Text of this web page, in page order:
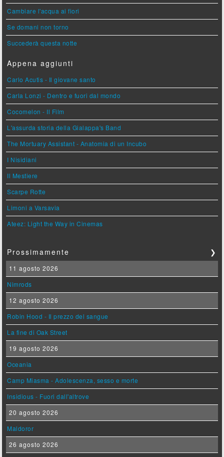
Cambiare l'acqua ai fiori
Se domani non torno
Succederà questa notte
Appena aggiunti
Carlo Acutis - Il giovane santo
Carla Lonzi - Dentro e fuori dal mondo
Cocomelon - Il Film
L'assurda storia della Gialappa's Band
The Mortuary Assistant - Anatomia di un Incubo
I Nisidiani
Il Mestiere
Scarpe Rotte
Limoni a Varsavia
Ateez: Light the Way in Cinemas
Prossimamente ❯
11 agosto 2026
Nimrods
12 agosto 2026
Robin Hood - Il prezzo del sangue
La fine di Oak Street
19 agosto 2026
Oceania
Camp Miasma - Adolescenza, sesso e morte
Insidious - Fuori dall'altrove
20 agosto 2026
Maldoror
26 agosto 2026